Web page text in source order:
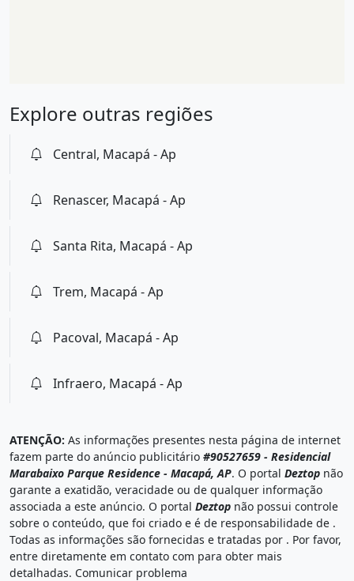
Explore outras regiões
Central, Macapá - Ap
Renascer, Macapá - Ap
Santa Rita, Macapá - Ap
Trem, Macapá - Ap
Pacoval, Macapá - Ap
Infraero, Macapá - Ap
ATENÇÃO: As informações presentes nesta página de internet
fazem parte do anúncio publicitário #90527659 - Residencial
Marabaixo Parque Residence - Macapá, AP. O portal Deztop não
garante a exatidão, veracidade ou de qualquer informação
associada a este anúncio. O portal Deztop não possui controle
sobre o conteúdo, que foi criado e é de responsabilidade de .
Todas as informações são fornecidas e tratadas por . Por favor,
entre diretamente em contato com para obter mais
detalhadas. Comunicar problema